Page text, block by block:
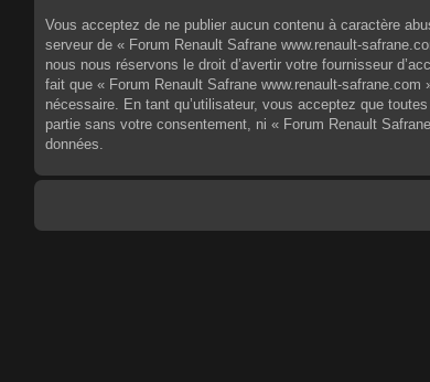
Vous acceptez de ne publier aucun contenu à caractère
serveur de « Forum Renault Safrane www.renault-
nous nous réservons le droit d’avertir votre fournisseur
fait que « Forum Renault Safrane www.renault-
nécessaire. En tant qu’utilisateur, vous acceptez que
partie sans votre consentement, ni « Forum Renault
données.